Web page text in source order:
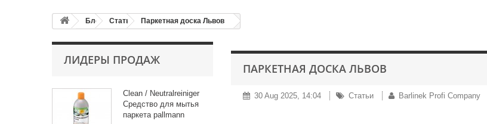
Блог Статьи Паркетная доска Львов
ЛИДЕРЫ ПРОДАЖ
Clean / Neutralreiniger
Средство для мытья
паркета pallmann
ПАРКЕТНАЯ ДОСКА ЛЬВОВ
30 Aug 2025, 14:04 Статьи Barlinek Profi Company